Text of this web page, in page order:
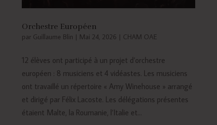
Orchestre Européen
par Guillaume Blin | Mai 24, 2026 | CHAM OAE
12 élèves ont participé à un projet d’orchestre
européen : 8 musiciens et 4 vidéastes. Les musiciens
ont travaillé un répertoire « Amy Winehouse » arrangé
et dirigé par Félix Lacoste. Les délégations présentes
étaient Malte, la Roumanie, l’Italie et...